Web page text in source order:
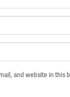
and website in